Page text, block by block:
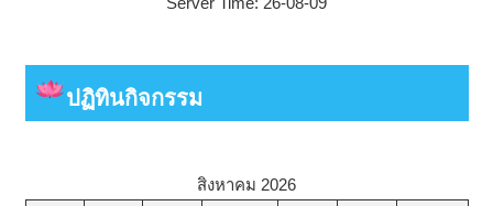
ปฏิทินกิจกรรม
สิงหาคม 2026